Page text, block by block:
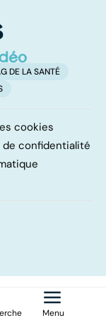
Menu
DE LA SANTÉ
cookies
de confidentialité